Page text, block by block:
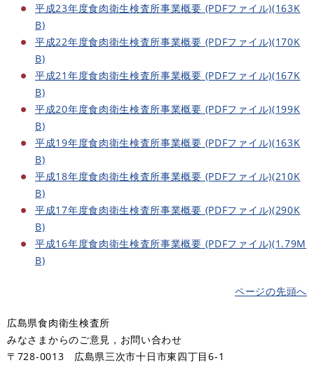
平成23年度食肉衛生検査所事業概要 (PDFファイル)(163K
B)
平成22年度食肉衛生検査所事業概要 (PDFファイル)(170K
B)
平成21年度食肉衛生検査所事業概要 (PDFファイル)(167K
B)
平成20年度食肉衛生検査所事業概要 (PDFファイル)(199K
B)
平成19年度食肉衛生検査所事業概要 (PDFファイル)(163K
B)
平成18年度食肉衛生検査所事業概要 (PDFファイル)(210K
B)
平成17年度食肉衛生検査所事業概要 (PDFファイル)(290K
B)
平成16年度食肉衛生検査所事業概要 (PDFファイル)(1.79M
B)
ページの先頭へ
広島県食肉衛生検査所
みなさまからのご意見，お問い合わせ
〒728-0013 広島県三次市十日市東四丁目6-1